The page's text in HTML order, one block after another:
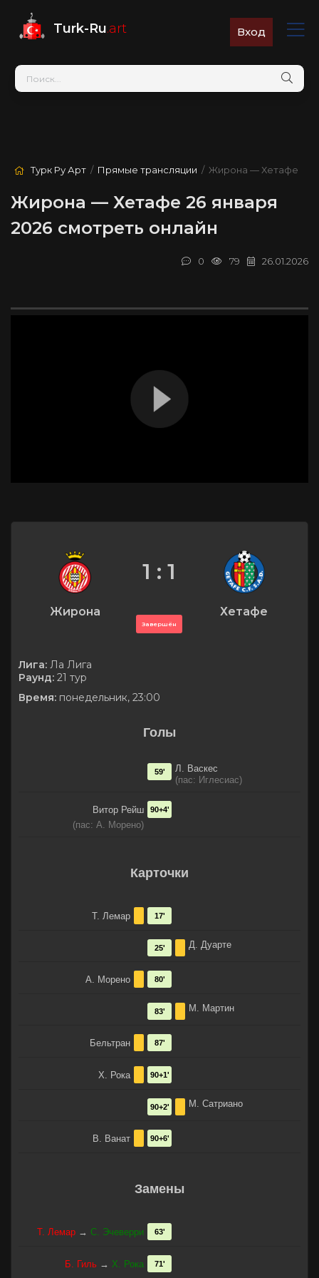
Turk-Ru.art Вход
Турк Ру Арт / Прямые трансляции / Жирона — Хетафе
Жирона — Хетафе 26 января
2026 смотреть онлайн
26.01.2026
79
0
Жирона
1 : 1
Завершён
Хетафе
Лига: Ла Лига
Раунд: 21 тур
Время: понедельник, 23:00
Голы
Л. Васкес
(пас: Иглесиас)
59'
Витор Рейш
(пас: А. Морено)
90+4'
Карточки
Т. Лемар 17'
Д. Дуарте
25'
А. Морено 80'
М. Мартин
83'
Бельтран 87'
Х. Рока 90+1'
М. Сатриано
90+2'
В. Ванат 90+6'
Замены
Т. Лемар → С. Эчеверри 63'
Б. Гиль → Х. Рока 71'